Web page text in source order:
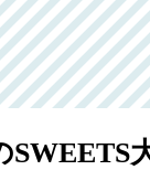
SWEETS